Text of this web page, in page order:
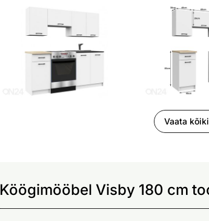
Vaata
Köögimööbel Visby 180 cm